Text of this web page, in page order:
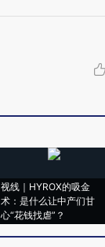
视线｜HYROX的吸金
术：是什么让中产们甘
心“花钱找虐”？